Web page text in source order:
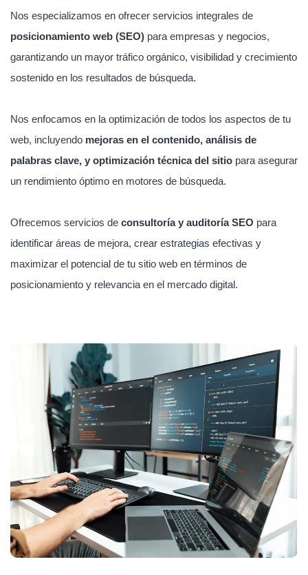
Nos especializamos en ofrecer servicios integrales de
posicionamiento web (SEO) para empresas y negocios,
garantizando un mayor tráfico orgánico, visibilidad y crecimiento
sostenido en los resultados de búsqueda.
Nos enfocamos en la optimización de todos los aspectos de tu
web, incluyendo mejoras en el contenido, análisis de
palabras clave, y optimización técnica del sitio para asegurar
un rendimiento óptimo en motores de búsqueda.
Ofrecemos servicios de consultoría y auditoría SEO para
identificar áreas de mejora, crear estrategias efectivas y
maximizar el potencial de tu sitio web en términos de
posicionamiento y relevancia en el mercado digital.